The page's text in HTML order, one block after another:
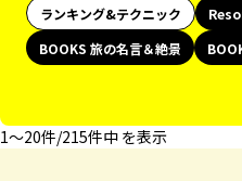
ランキング&テクニック
BOOKS 旅の名言＆絶景
1〜20件/215件中 を表示